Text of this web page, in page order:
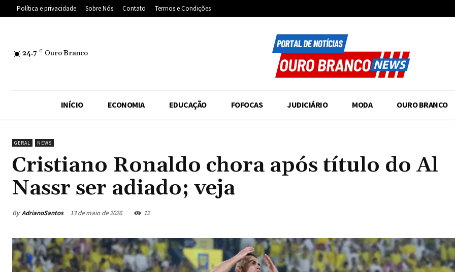
Política e privacidade Sobre Nós Contato Termos e Condições
24.7 C Ouro Branco
INÍCIO ECONOMIA EDUCAÇÃO FOFOCAS JUDICIÁRIO MODA OURO BRANCO
GERAL NEWS
Cristiano Ronaldo chora após título do Al
Nassr ser adiado; veja
By AdrianoSantos 13 de maio de 2026 12